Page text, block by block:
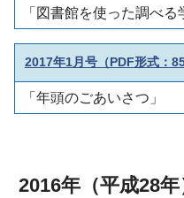
「図書館を使った調べる
2017年1月号（PDF形式：
「年頭のごあいさつ」
2016年（平成28年